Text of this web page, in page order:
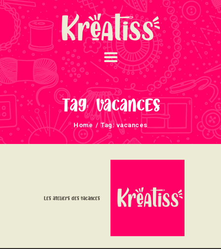
Tag: vacances
Home Tag: vacances
ACCUEIL
NOS UNIVERS
ARRIVAGES
ATELIERS ET
ÉVÈNEMENTS
INFOS ÉVÈNEMENTS
NOUS SOUTENONS
Les ateliers des vacances